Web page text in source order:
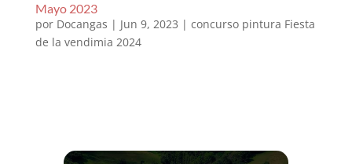
Mayo 2023
por Docangas | Jun 9, 2023 | concurso pintura Fiesta
de la vendimia 2024